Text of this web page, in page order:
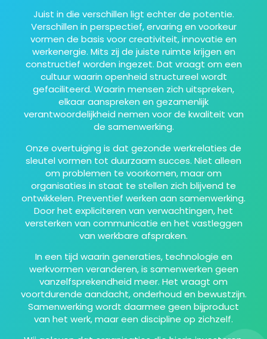
Juist in die verschillen ligt echter de potentie.
Verschillen in perspectief, ervaring en voorkeur
vormen de basis voor creativiteit, innovatie en
werkenergie. Mits zij de juiste ruimte krijgen en
constructief worden ingezet. Dat vraagt om een
cultuur waarin openheid structureel wordt
gefaciliteerd. Waarin mensen zich uitspreken,
elkaar aanspreken en gezamenlijk
verantwoordelijkheid nemen voor de kwaliteit van
de samenwerking.
Onze overtuiging is dat gezonde werkrelaties de
sleutel vormen tot duurzaam succes. Niet alleen
om problemen te voorkomen, maar om
organisaties in staat te stellen zich blijvend te
ontwikkelen. Preventief werken aan samenwerking.
Door het expliciteren van verwachtingen, het
versterken van communicatie en het vastleggen
van werkbare afspraken.
In een tijd waarin generaties, technologie en
werkvormen veranderen, is samenwerken geen
vanzelfsprekendheid meer. Het vraagt om
voortdurende aandacht, onderhoud en bewustzijn.
Samenwerking wordt daarmee geen bijproduct
van het werk, maar een discipline op zichzelf.